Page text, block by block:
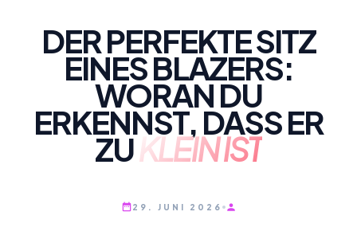
DER PERFEKTE SITZ
EINES BLAZERS:
WORAN DU
ERKENNST, DASS ER
ZUKLEIN IST
29. JUNI 2026